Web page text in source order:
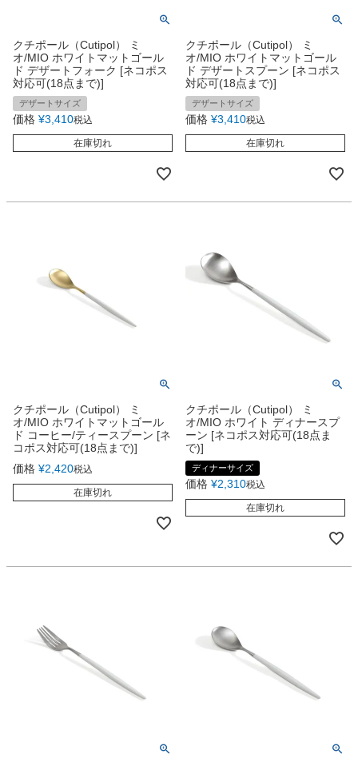
クチポール（Cutipol） ミ
オ/MIO ホワイトマットゴール
ド デザートフォーク [ネコポス
対応可(18点まで)]
デザートサイズ
価格 ¥3,410税込
在庫切れ
クチポール（Cutipol） ミ
オ/MIO ホワイトマットゴール
ド デザートスプーン [ネコポス
対応可(18点まで)]
デザートサイズ
価格 ¥3,410税込
在庫切れ
クチポール（Cutipol） ミ
オ/MIO ホワイトマットゴール
ド コーヒー/ティースプーン [ネ
コポス対応可(18点まで)]
価格 ¥2,420税込
在庫切れ
クチポール（Cutipol） ミ
オ/MIO ホワイト ディナースプ
ーン [ネコポス対応可(18点ま
で)]
ディナーサイズ
価格 ¥2,310税込
在庫切れ